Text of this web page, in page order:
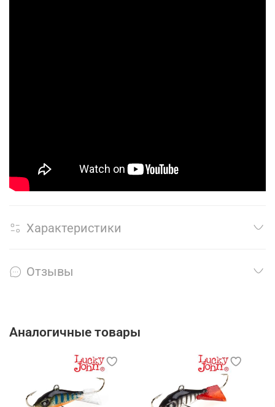
Характеристики
Отзывы
Аналогичные товары